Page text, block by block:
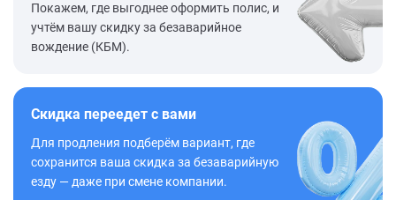
Покажем, где выгоднее оформить полис, и
учтём вашу скидку за безаварийное
вождение (КБМ).
Скидка переедет с вами
Для продления подберём вариант, где
сохранится ваша скидка за безаварийную
езду — даже при смене компании.